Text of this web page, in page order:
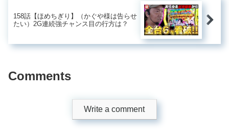
158話【ほめちぎり】（かぐや様は告らせ
たい）2G連続強チャンス目の行方は？
Comments
Write a comment